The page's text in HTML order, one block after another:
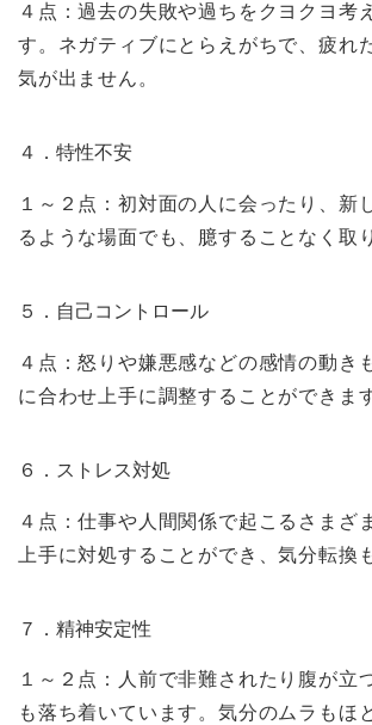
４点：過去の失敗や過ちをクヨクヨ考
す。ネガティブにとらえがちで、疲れ
気が出ません。
４．特性不安
１～２点：初対面の人に会ったり、新
るような場面でも、臆することなく取
５．自己コントロール
４点：怒りや嫌悪感などの感情の動き
に合わせ上手に調整することができま
６．ストレス対処
４点：仕事や人間関係で起こるさまざ
上手に対処することができ、気分転換
７．精神安定性
１～２点：人前で非難されたり腹が立
も落ち着いています。気分のムラもほ